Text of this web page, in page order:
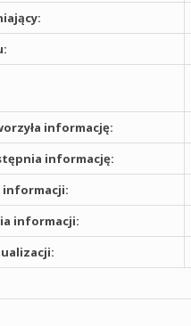
informację:
informację:
informacji:
informacji: